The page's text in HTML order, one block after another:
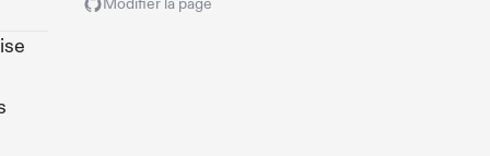
Modifier la page